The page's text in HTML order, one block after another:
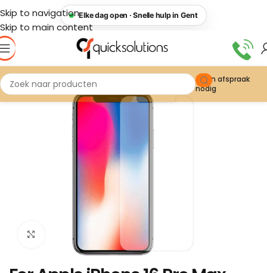
Elke dag open · Snelle hulp in Gent
Skip to navigation
Skip to main content
Geen afspraak
nodig
Click to enlarge